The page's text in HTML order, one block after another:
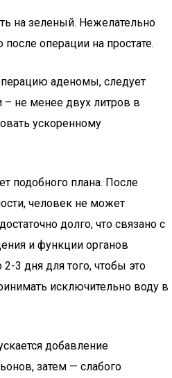
на зеленый. Нежелательно
операции на простате.
аденомы, следует
не менее двух литров в
ускоренному
подобного плана. После
человек не может
долго, что связано с
и функции органов
3 дня для того, чтобы это
исключительно воду в
добавление
затем — слабого